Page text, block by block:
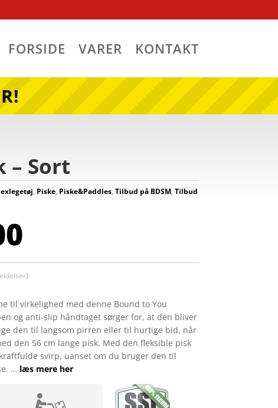
FORSIDE VARER KONTAKT
– Sort
, Piske, Piske&Paddles,Tilbud på BDSM,Tilbud
til virkelighed med denne Bound to You
og anti-slip håndtaget sørger for, at den bliver
den til langsom pirren eller til hurtige bid, når
den 56 cm lange pisk. Med den fleksible pisk
svirp, uanset om du bruger den til
… læs mere her